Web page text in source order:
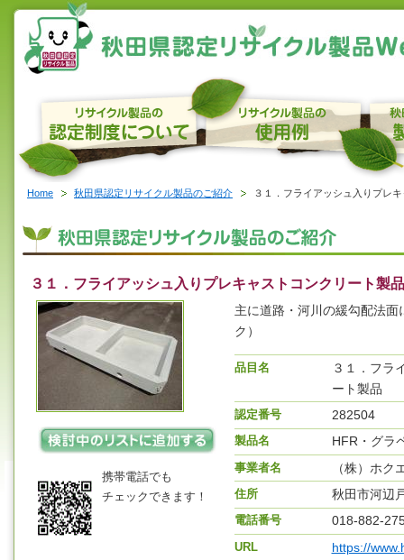
Home 秋田県認定リサイクル製品のご紹介 ３１．フライアッシュ入りプレ
３１．フライアッシュ入りプレキャストコンクリート製品
携帯電話でも
チェックできます！
主に道路・河川の緩勾配法
ク）
品目名
３１．フラ
ート製品
認定番号 282504
製品名 HFR・グラ
事業者名 （株）ホク
住所 秋田市河辺
電話番号 018-882-
URL https://